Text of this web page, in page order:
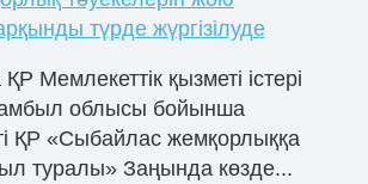
түрде жүргізілуде
Мемлекеттік қызметі істері
облысы бойынша
ҚР «Сыбайлас жемқорлыққа
туралы» Заңында көзде...